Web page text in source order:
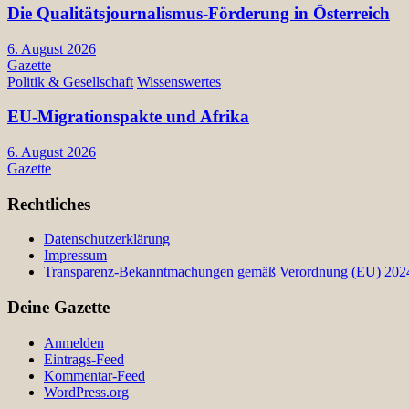
Die Qualitätsjournalismus-Förderung in Österreich
6. August 2026
Gazette
Politik & Gesellschaft Wissenswertes
EU-Migrationspakte und Afrika
6. August 2026
Gazette
Rechtliches
Datenschutzerklärung
Impressum
Transparenz-Bekanntmachungen gemäß Verordnung (EU)
Deine Gazette
Anmelden
Eintrags-Feed
Kommentar-Feed
WordPress.org